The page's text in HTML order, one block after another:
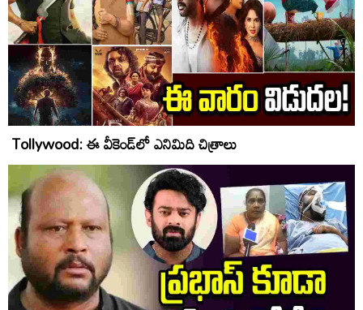
Tollywood: ఈ వీకెండ్‌లో ఎనిమిది చిత్రాలు